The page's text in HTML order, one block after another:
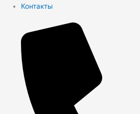
Контакты